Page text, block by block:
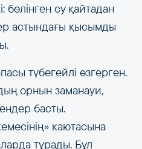
бөлінген су қайтадан
астындағы қысымды
түбегейлі өзгерген.
орнын заманауи,
басты.
каютасына
тұрады. Бұл